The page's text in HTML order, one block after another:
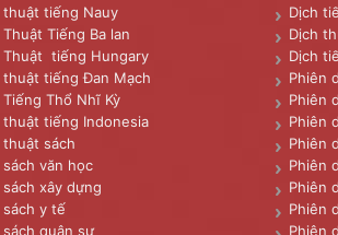
thuật tiếng Nauy
Thuật Tiếng Ba lan
Thuật tiếng Hungary
thuật tiếng Đan Mạch
Tiếng Thổ Nhĩ Kỳ
thuật tiếng Indonesia
thuật sách
sách văn học
sách xây dựng
sách y tế
sách quân sự
Dịch
Dịch
Dịch
Phiên
Phiên
Phiên
Phiên
Phiên
Phiên
Phiên
Phiên